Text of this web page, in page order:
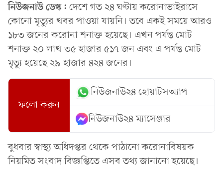
নিউজনাউ ডেস্ক: দেশে গত ২৪ ঘণ্টায় করোনাভাইরাসে
কোনো মৃত্যুর খবর পাওয়া যায়নি। তবে একই সময়ে আরও
১৮৩ জনের করোনা শনাক্ত হয়েছে। এখন পর্যন্ত মোট
শনাক্ত ২০ লাখ ৩৫ হাজার ৫১৭ জন এবং এ পর্যন্ত মোট
মৃত্যু হয়েছে ২৯ হাজার ৪২৪ জনের।
ফলো করুন
নিউজনাউ২৪ হোয়াটসঅ্যাপ
নিউজনাউ২৪ ম্যাসেঞ্জার
বুধবার স্বাস্থ্য অধিদপ্তর থেকে পাঠানো করোনাবিষয়ক
নিয়মিত সংবাদ বিজ্ঞপ্তিতে এসব তথ্য জানানো হয়েছে।